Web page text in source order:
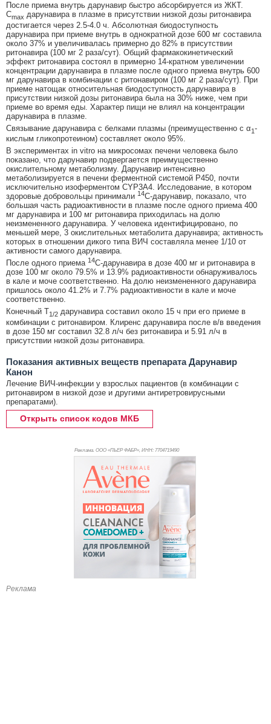
После приема внутрь дарунавир быстро абсорбируется из ЖКТ.
Cmax дарунавира в плазме в присутствии низкой дозы ритонавира
достигается через 2.5-4.0 ч. Абсолютная биодоступность
дарунавира при приеме внутрь в однократной дозе 600 мг составила
около 37% и увеличивалась примерно до 82% в присутствии
ритонавира (100 мг 2 раза/сут). Общий фармакокинетический
эффект ритонавира состоял в примерно 14-кратном увеличении
концентрации дарунавира в плазме после одного приема внутрь 600
мг дарунавира в комбинации с ритонавиром (100 мг 2 раза/сут). При
приеме натощак относительная биодоступность дарунавира в
присутствии низкой дозы ритонавира была на 30% ниже, чем при
приеме во время еды. Характер пищи не влиял на концентрации
дарунавира в плазме.
Связывание дарунавира с белками плазмы (преимущественно с α1-
кислым гликопротеином) составляет около 95%.
В экспериментах in vitro на микросомах печени человека было
показано, что дарунавир подвергается преимущественно
окислительному метаболизму. Дарунавир интенсивно
метаболизируется в печени ферментной системой P450, почти
исключительно изоферментом CYP3A4. Исследование, в котором
здоровые добровольцы принимали 14C-дарунавир, показало, что
большая часть радиоактивности в плазме после одного приема 400
мг дарунавира и 100 мг ритонавира приходилась на долю
неизмененного дарунавира. У человека идентифицировано, по
меньшей мере, 3 окислительных метаболита дарунавира; активность
которых в отношении дикого типа ВИЧ составляла менее 1/10 от
активности самого дарунавира.
После одного приема 14C-дарунавира в дозе 400 мг и ритонавира в
дозе 100 мг около 79.5% и 13.9% радиоактивности обнаруживалось
в кале и моче соответственно. На долю неизмененного дарунавира
пришлось около 41.2% и 7.7% радиоактивности в кале и моче
соответственно.
Конечный T1/2 дарунавира составил около 15 ч при его приеме в
комбинации с ритонавиром. Клиренс дарунавира после в/в введения
в дозе 150 мг составил 32.8 л/ч без ритонавира и 5.91 л/ч в
присутствии низкой дозы ритонавира.
Показания активных веществ препарата Дарунавир
Канон
Лечение ВИЧ-инфекции у взрослых пациентов (в комбинации с
ритонавиром в низкой дозе и другими антиретровирусными
препаратами).
Открыть список кодов МКБ
Реклама. ООО «ПЬЕР ФАБР», ИНН: 7704719490
Реклама